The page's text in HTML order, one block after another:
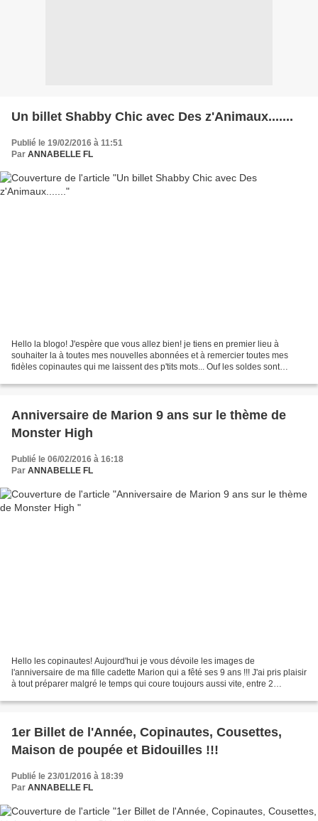
Un billet Shabby Chic avec Des z'Animaux.......
Publié le 19/02/2016 à 11:51
Par ANNABELLE FL
Hello la blogo! J'espère que vous allez bien! je tiens en premier lieu à
souhaiter la à toutes mes nouvelles abonnées et à remercier toutes mes
fidèles copinautes qui me laissent des p'tits mots... Ouf les soldes sont
Anniversaire de Marion 9 ans sur le thème de
Monster High
Publié le 06/02/2016 à 16:18
Par ANNABELLE FL
Hello les copinautes! Aujourd'hui je vous dévoile les images de
l'anniversaire de ma fille cadette Marion qui a fêté ses 9 ans !!! J'ai pris plaisir
à tout préparer malgré le temps qui coure toujours aussi vite, entre 2
1er Billet de l'Année, Copinautes, Cousettes,
Maison de poupée et Bidouilles !!!
Publié le 23/01/2016 à 18:39
Par ANNABELLE FL